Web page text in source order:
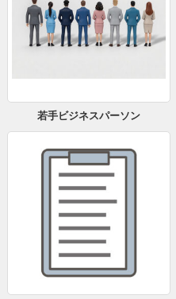
若手ビジネスパーソン